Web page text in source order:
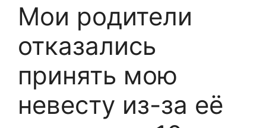
Мои родители
отказались
принять мою
невесту из-за её